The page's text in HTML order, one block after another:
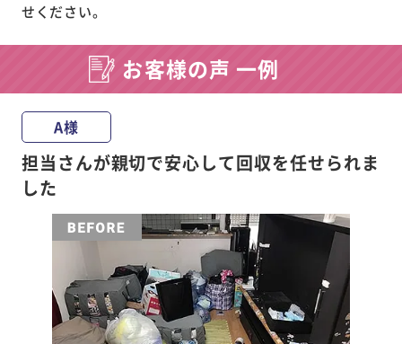
せください。
お客様の声 一例
A様
担当さんが親切で安心して回収を任せられま
した